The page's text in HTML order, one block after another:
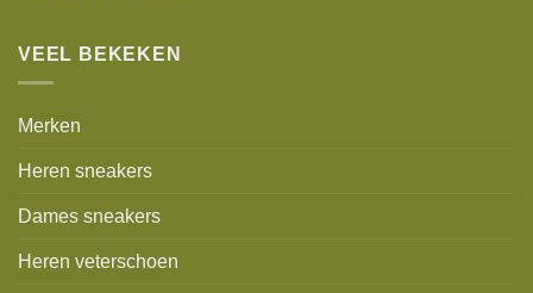
VEEL BEKEKEN
Merken
Heren sneakers
Dames sneakers
Heren veterschoen